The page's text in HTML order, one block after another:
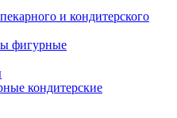
и кондитерского
фигурные
кондитерские